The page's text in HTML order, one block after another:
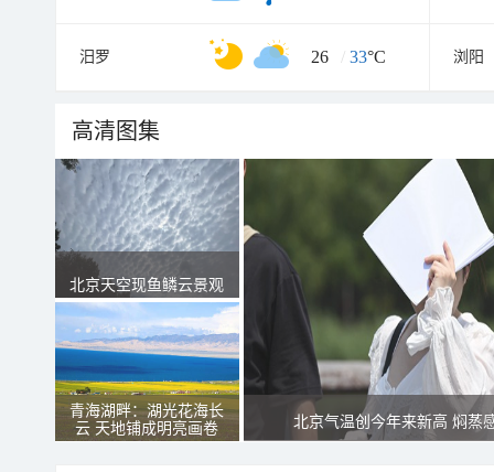
汨罗 26 / 33°C 浏阳
高清图集
北京天空现鱼鳞云景观
青海湖畔：湖光花海长
云 天地铺成明亮画卷
北京气温创今年来新高 焖蒸